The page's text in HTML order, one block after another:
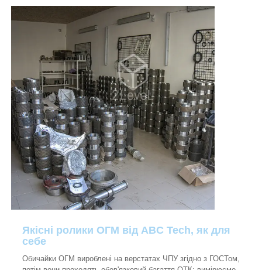
Якісні ролики ОГМ від ABC Tech, як для
себе
Обичайки ОГМ вироблені на верстатах ЧПУ згідно з ГОСТом,